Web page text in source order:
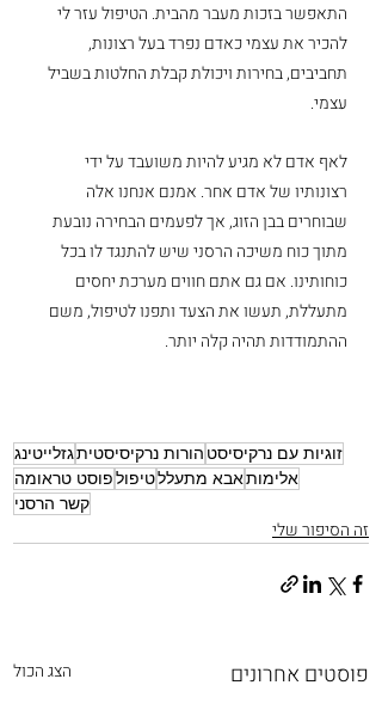
התאפשר בזכות מעבר מהבית. הטיפול עזר לי
להכיר את עצמי כאדם נפרד בעל רצונות,
תחביבים, בחירות ויכולת קבלת החלטות בשביל
עצמי.
לאף אדם לא מגיע להיות משועבד על ידי
רצונותיו של אדם אחר. אמנם אנחנו אלה
שבוחרים בבן הזוג, אך לפעמים הבחירה נובעת
מתוך כוח משיכה הרסני שיש להתנגד לו בכל
כוחותינו. אם גם אתם חווים מערכת יחסים
מתעללת, תעשו את הצעד ותפנו לטיפול, משם
ההתמודדות תהיה קלה יותר.
זוגיות עם נרקיסיסט הורות נרקיסיסטיתגזלייטינג
אלימותאבא מתעללטיפולפוסט טראומה
קשר הרסני
זה הסיפור שלי
פוסטים אחרונים הצג הכול